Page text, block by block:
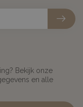
Bekijk onze
en alle